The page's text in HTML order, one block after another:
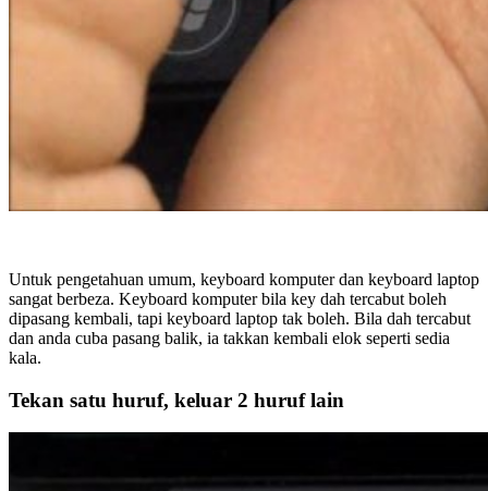
Untuk pengetahuan umum, keyboard komputer dan keyboard laptop
sangat berbeza. Keyboard komputer bila key dah tercabut boleh
dipasang kembali, tapi keyboard laptop tak boleh. Bila dah tercabut
dan anda cuba pasang balik, ia takkan kembali elok seperti sedia
kala.
Tekan satu huruf, keluar 2 huruf lain